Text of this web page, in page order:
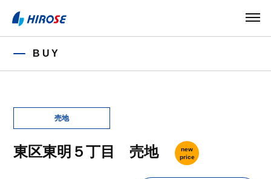
BUY
東区東明５丁目 売地
new
price